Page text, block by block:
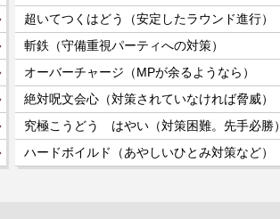
超いてつくはどう（安定したラウンド進行）
斬鉄（守備重視パーティへの対策）
オーバーチャージ（MPが余るようなら）
絶対呪文会心（対策されていなければ脅威）
究極こうどう はやい（対策困難。先手必勝）
ハードボイルド（あやしいひとみ対策など）